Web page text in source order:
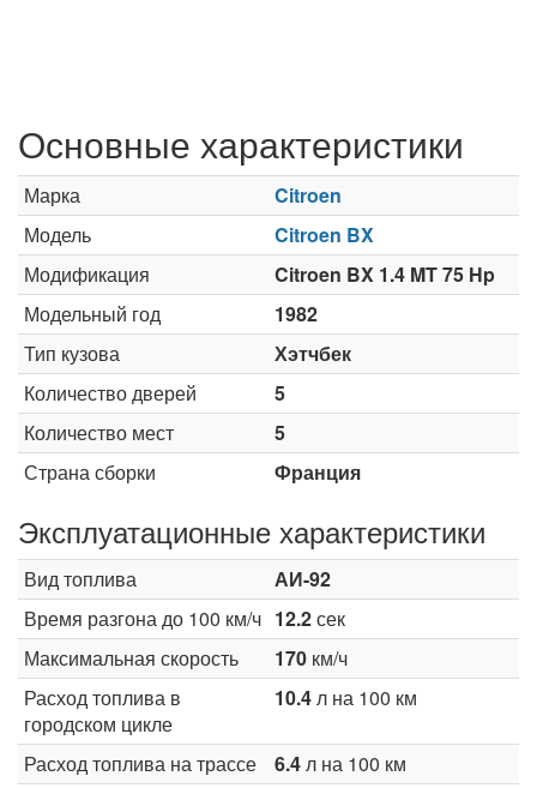
Основные характеристики
Марка
Citroen
Модель
Citroen BX
Модификация
Citroen BX 1.4 MT 75 Hp
Модельный год
1982
Тип кузова
Хэтчбек
Количество дверей
5
Количество мест
5
Страна сборки
Франция
Эксплуатационные характеристики
Вид топлива
АИ-92
Время разгона до 100 км/ч 12.2сек
Максимальная скорость
170 км/ч
Расход топлива в
городском цикле
10.4л на 100 км
Расход топлива на трассе 6.4л на 100 км